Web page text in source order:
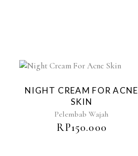
NIGHT CREAM FOR ACNE
SKIN
Pelembab Wajah
RP150.000